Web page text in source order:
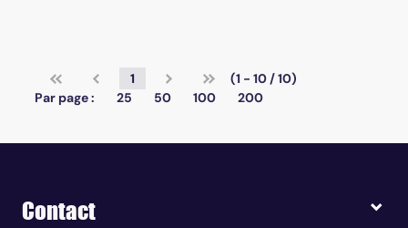
1
(1 - 10 / 10)
Par page :
25 50 100 200
Contact